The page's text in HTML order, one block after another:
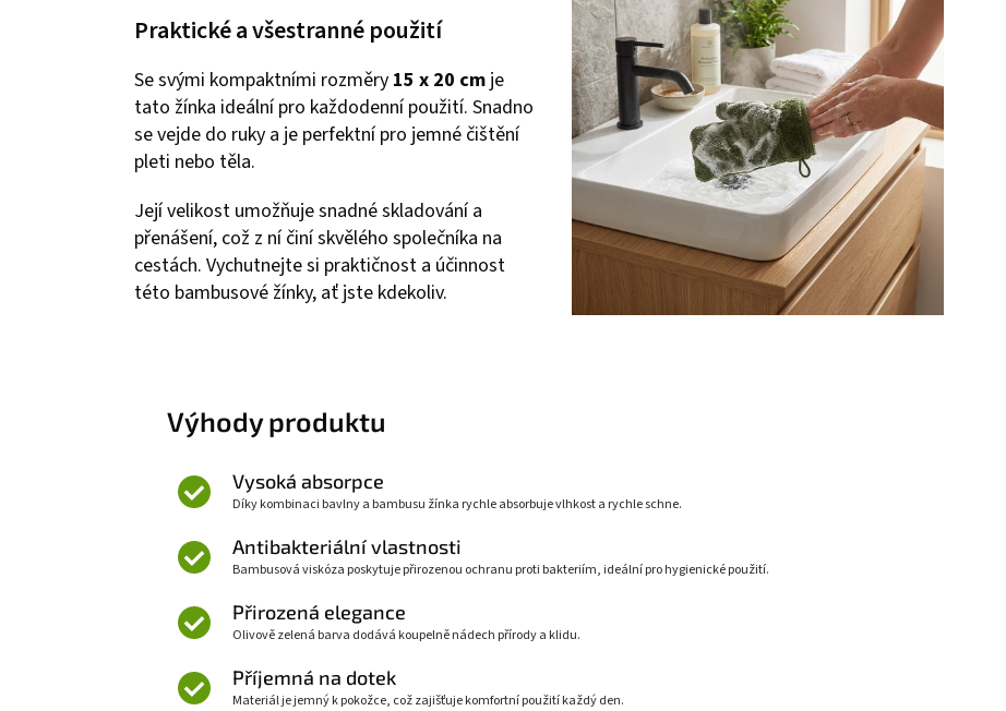
Praktické a všestranné použití
Se svými kompaktními rozměry 15 x 20 cm je
tato žínka ideální pro každodenní použití. Snadno
se vejde do ruky a je perfektní pro jemné čištění
pleti nebo těla.
Její velikost umožňuje snadné skladování a
přenášení, což z ní činí skvělého společníka na
cestách. Vychutnejte si praktičnost a účinnost
této bambusové žínky, ať jste kdekoliv.
Výhody produktu
Vysoká absorpce
Díky kombinaci bavlny a bambusu žínka rychle absorbuje vlhkost a rychle schne.
Antibakteriální vlastnosti
Bambusová viskóza poskytuje přirozenou ochranu proti bakteriím, ideální pro hygienické použití.
Přirozená elegance
Olivově zelená barva dodává koupelně nádech přírody a klidu.
Příjemná na dotek
Materiál je jemný k pokožce, což zajišťuje komfortní použití každý den.